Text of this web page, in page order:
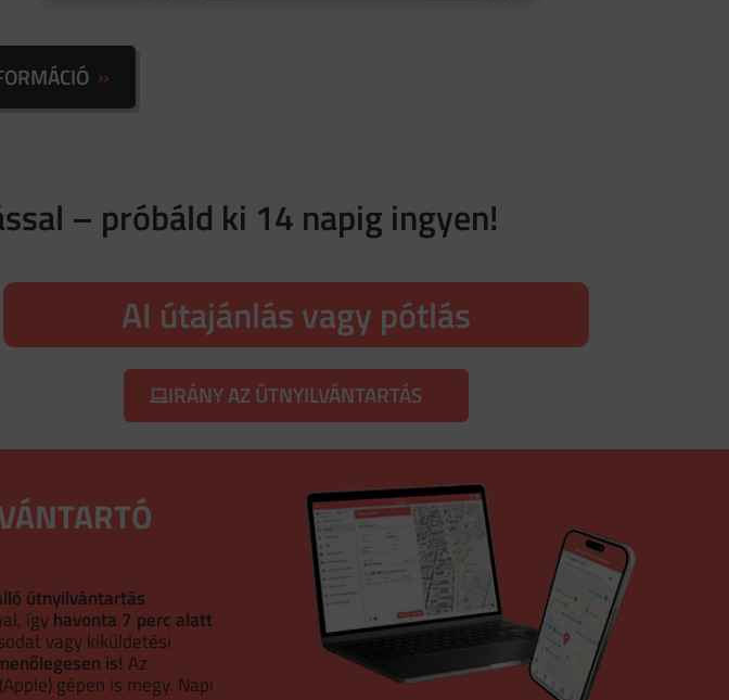
– próbáld ki 14 napig ingyen!
AI útajánlás vagy pótlás
IRÁNY AZ ÚTNYILVÁNTARTÁS
útnyilvántartás
ígyhavonta 7 perc alatt
vagy kiküldetési
is! Az
gépen is megy. Napi